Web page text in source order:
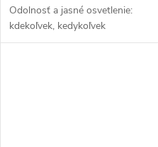
Odolnosť a jasné osvetlenie:
kdekoľvek, kedykoľvek